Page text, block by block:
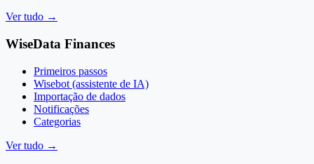
Ver tudo →
WiseData Finances
Primeiros passos
Wisebot (assistente de IA)
Importação de dados
Notificações
Categorias
Ver tudo →